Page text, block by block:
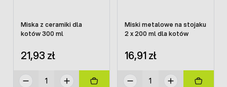
Miska z ceramiki dla
kotów 300 ml
21,93 zł
Miski metalowe na stojaku
2 x 200 ml dla kotów
16,91 zł